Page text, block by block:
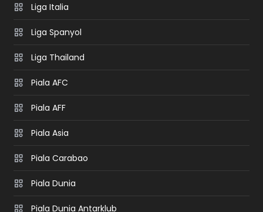
Liga Italia
Liga Spanyol
Liga Thailand
Piala AFC
Piala AFF
Piala Asia
Piala Carabao
Piala Dunia
Piala Dunia Antarklub